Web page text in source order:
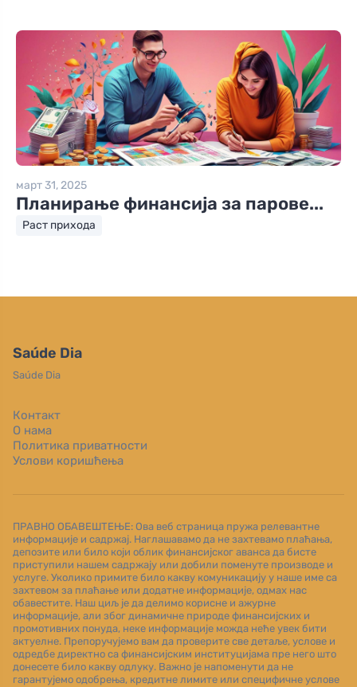
март 31, 2025
Планирање финансија за парове...
Раст прихода
Saúde Dia
Saúde Dia
Контакт
О нама
Политика приватности
Услови коришћења
ПРАВНО ОБАВЕШТЕЊЕ: Ова веб страница пружа релевантне
информације и садржај. Наглашавамо да не захтевамо плаћања,
депозите или било који облик финансијског аванса да бисте
приступили нашем садржају или добили поменуте производе и
услуге. Уколико примите било какву комуникацију у наше име са
захтевом за плаћање или додатне информације, одмах нас
обавестите. Наш циљ је да делимо корисне и ажурне
информације, али због динамичне природе финансијских и
промотивних понуда, неке информације можда неће увек бити
актуелне. Препоручујемо вам да проверите све детаље, услове и
одредбе директно са финансијским институцијама пре него што
донесете било какву одлуку. Важно је напоменути да не
гарантујемо одобрења, кредитне лимите или специфичне услове